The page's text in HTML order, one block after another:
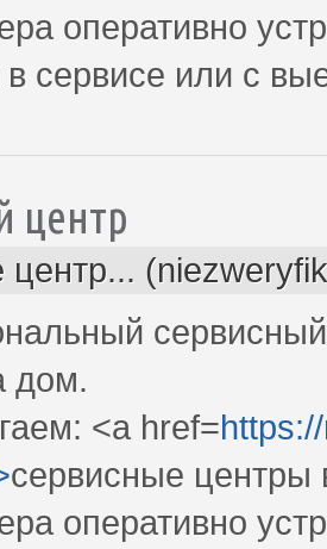
оперативно
в сервисе или с
центр
центр...
дом.
<a href=
сервисные центры
оперативно